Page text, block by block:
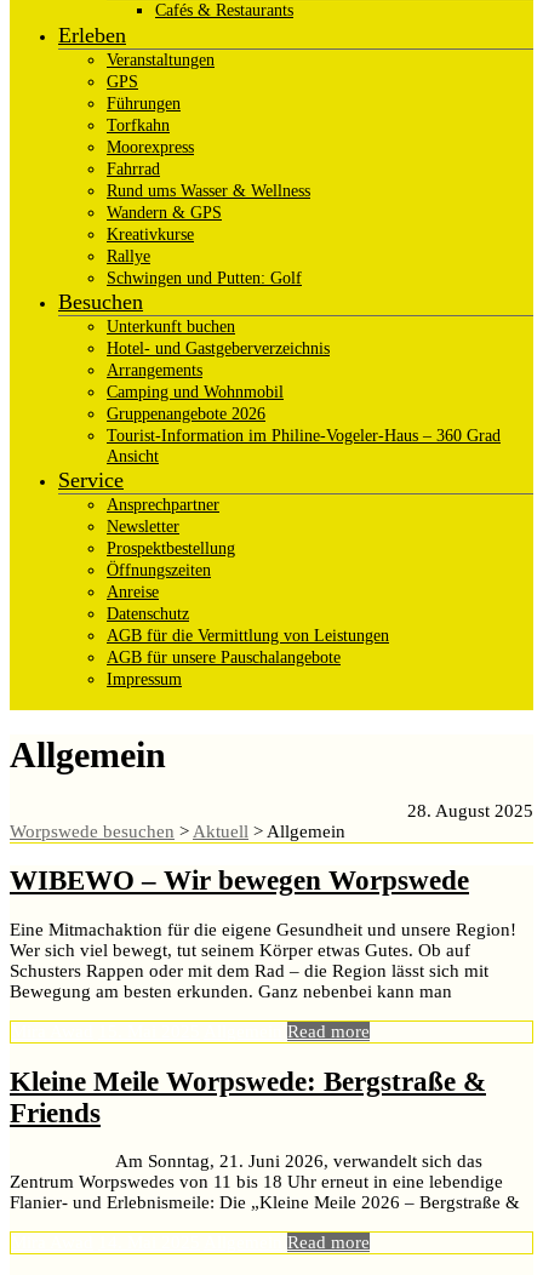
Cafés & Restaurants
Erleben
Veranstaltungen
GPS
Führungen
Torfkahn
Moorexpress
Fahrrad
Rund ums Wasser & Wellness
Wandern & GPS
Kreativkurse
Rallye
Schwingen und Putten: Golf
Besuchen
Unterkunft buchen
Hotel- und Gastgeberverzeichnis
Arrangements
Camping und Wohnmobil
Gruppenangebote 2026
Tourist-Information im Philine-Vogeler-Haus – 360 Grad
Ansicht
Service
Ansprechpartner
Newsletter
Prospektbestellung
Öffnungszeiten
Anreise
Datenschutz
AGB für die Vermittlung von Leistungen
AGB für unsere Pauschalangebote
Impressum
Allgemein
28. August 2025
Worpswede besuchen > Aktuell > Allgemein
WIBEWO – Wir bewegen Worpswede
Eine Mitmachaktion für die eigene Gesundheit und unsere Region!
Wer sich viel bewegt, tut seinem Körper etwas Gutes. Ob auf
Schusters Rappen oder mit dem Rad – die Region lässt sich mit
Bewegung am besten erkunden. Ganz nebenbei kann man
Read more
Kleine Meile Worpswede: Bergstraße &
Friends
Am Sonntag, 21. Juni 2026, verwandelt sich das
Zentrum Worpswedes von 11 bis 18 Uhr erneut in eine lebendige
Flanier- und Erlebnismeile: Die „Kleine Meile 2026 – Bergstraße &
Read more